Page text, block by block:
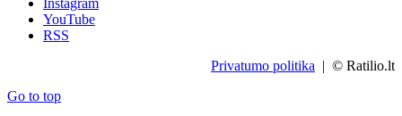
Instagram
YouTube
RSS
Privatumo politika | © Ratilio.lt
Go to top